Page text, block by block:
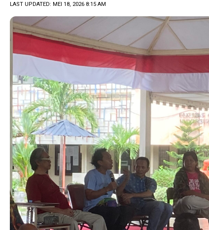
LAST UPDATED: MEI 18, 2026 8:15 AM